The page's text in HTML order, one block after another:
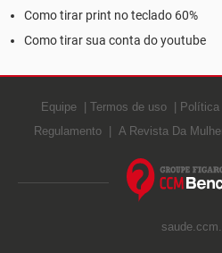
Como tirar print no teclado 60%
Como tirar sua conta do youtube
Equipe Termos de uso Política
Regulamento
A Revista Da